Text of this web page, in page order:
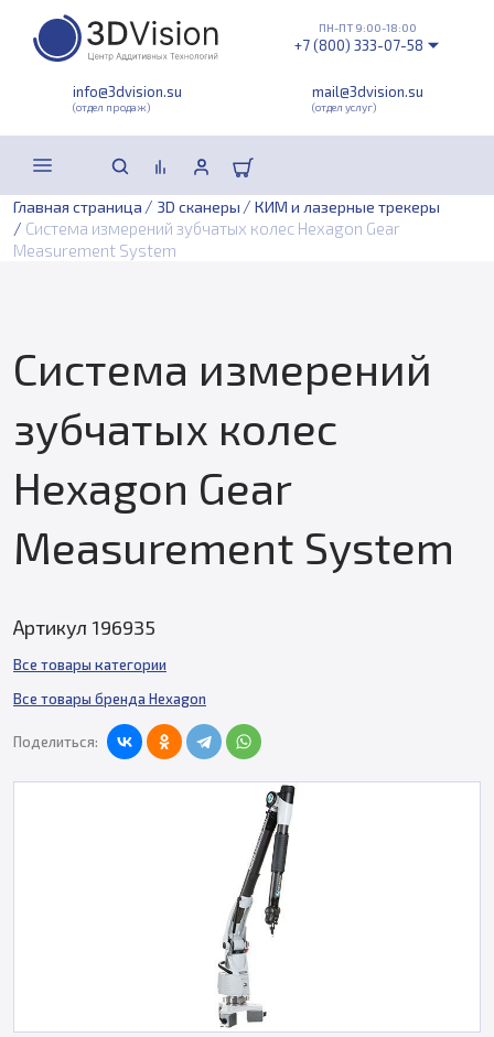
info@3dvision.su
(отдел продаж)
mail@3dvision.su
(отдел услуг)
ПН-ПТ 9:00-18:00
+7 (800) 333-07-58
Главная страница / 3D сканеры / КИМ и лазерные трекеры
/ Система измерений зубчатых колес Hexagon Gear
Measurement System
Система измерений
зубчатых колес
Hexagon Gear
Measurement System
Артикул 196935
Все товары категории
Все товары бренда Hexagon
Поделиться: